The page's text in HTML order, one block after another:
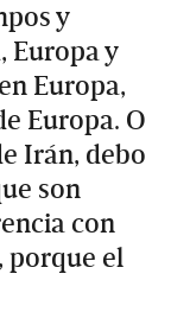
y
Europa y
Europa,
Europa. O
Irán, debo
son
con
porque el